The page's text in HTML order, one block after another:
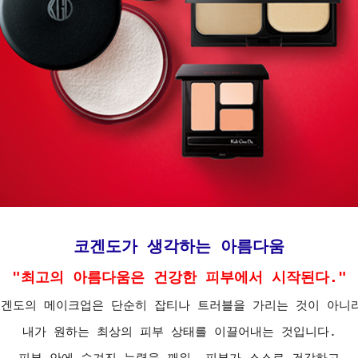
코겐도가 생각하는 아름다움
"최고의 아름다움은 건강한 피부에서 시작된다."
도의 메이크업은 단순히 잡티나 트러블을 가리는 것이 아니
내가 원하는 최상의 피부 상태를 이끌어내는 것입니다.